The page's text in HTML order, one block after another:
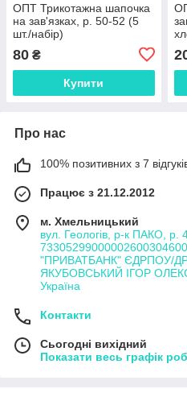
ОПТ Трикотажна шапочка
на зав'язках, р. 50-52 (5
шт./набір)
80 ₴
Купити
Про нас
100% позитивних з 7
Працює з 21.12.2012
м. Хмельницький
вул. Геологів, р-к ПАКО, р.
"ПРИВАТБАНК" ЄДРПОУ/
ЯКУБОВСЬКИЙ ІГОР
Україна
Контакти
Сьогодні вихідний
Показати весь графік